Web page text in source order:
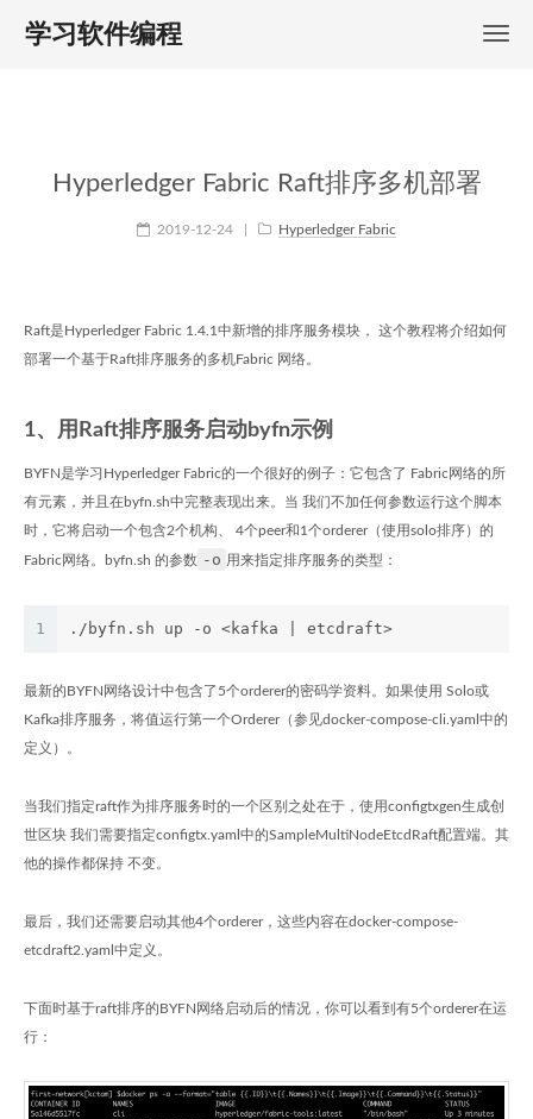
学习软件编程
Hyperledger Fabric Raft排序多机部署
2019-12-24 Hyperledger Fabric
Raft是Hyperledger Fabric 1.4.1中新增的排序服务模块， 这个教程将介绍如何
部署一个基于Raft排序服务的多机Fabric 网络。
1、用Raft排序服务启动byfn示例
BYFN是学习Hyperledger Fabric的一个很好的例子：它包含了 Fabric网络的所
有元素，并且在byfn.sh中完整表现出来。当 我们不加任何参数运行这个脚本
时，它将启动一个包含2个机构、 4个peer和1个orderer（使用solo排序）的
Fabric网络。byfn.sh 的参数 -o 用来指定排序服务的类型：
1 ./byfn.sh up -o <kafka | etcdraft>
最新的BYFN网络设计中包含了5个orderer的密码学资料。如果使用 Solo或
Kafka排序服务，将值运行第一个Orderer（参见docker-compose-cli.yaml中的
定义）。
当我们指定raft作为排序服务时的一个区别之处在于，使用configtxgen生成创
世区块 我们需要指定configtx.yaml中的SampleMultiNodeEtcdRaft配置端。其
他的操作都保持 不变。
最后，我们还需要启动其他4个orderer，这些内容在docker-compose-
etcdraft2.yaml中定义。
下面时基于raft排序的BYFN网络启动后的情况，你可以看到有5个orderer在运
行：